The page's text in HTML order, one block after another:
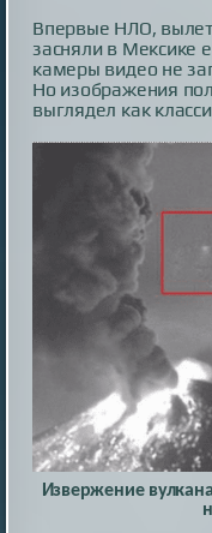
Впервые НЛО,
засняли в Мексике
камеры видео не
Но изображения
выглядел как
Извержение